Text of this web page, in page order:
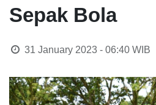
Sepak Bola
31 January 2023 - 06:40WIB